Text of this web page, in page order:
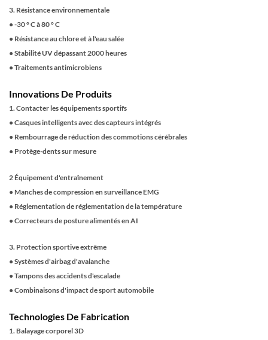
3. Résistance environnementale
●-30 ° C à 80 ° C
● Résistance au chlore et à l'eau salée
●Stabilité UV dépassant 2000 heures
●Traitements antimicrobiens
Innovations De Produits
1. Contacter les équipements sportifs
●Casques intelligents avec des capteurs intégrés
● Rembourrage de réduction des commotions cérébrales
● Protège-dents sur mesure
2 Équipement d'entraînement
● Manches de compression en surveillance EMG
● Réglementation de réglementation de la température
●Correcteurs de posture alimentés en AI
3. Protection sportive extrême
●Systèmes d'airbag d'avalanche
●Tampons des accidents d'escalade
●Combinaisons d'impact de sport automobile
Technologies De Fabrication
1. Balayage corporel 3D